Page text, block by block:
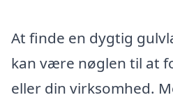
At finde en dygtig
kan være nøglen til at
eller din virksomhed.